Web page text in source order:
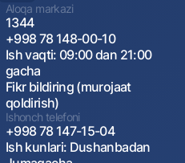
Aloqa markazi
1344
+998 78 148-00-10
Ish vaqti: 09:00 dan 21:00
gacha
Fikr bildiring (murojaat
qoldirish)
Ishonch telefoni
+998 78 147-15-04
Ish kunlari: Dushanbadan